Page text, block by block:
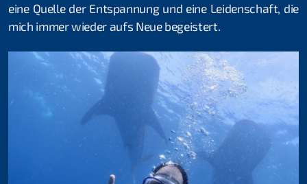
eine Quelle der Entspannung und eine Leidenschaft, die
mich immer wieder aufs Neue begeistert.
Kurse für Beginner
Open Water Diver
Skill Update
Kurse für Fortgeschrittene
Rheindive Advanced Package